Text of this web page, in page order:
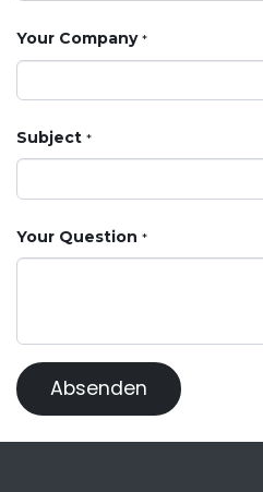
Your Company *
Subject *
Your Question *
Absenden